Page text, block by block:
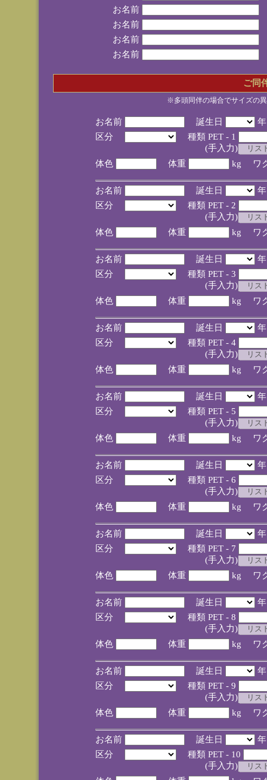
お名前
お名前
お名前
お名前
ご同
※多頭同伴の場合でサイズの
お名前 誕生日
区分
種類 PET - 1
(手入力)
体色
体重 kg ワ
お名前 誕生日
区分
種類 PET - 2
(手入力)
体色
体重 kg ワ
お名前 誕生日
区分
種類 PET - 3
(手入力)
体色
体重 kg ワ
お名前 誕生日
区分
種類 PET - 4
(手入力)
体色
体重 kg ワ
お名前 誕生日
区分
種類 PET - 5
(手入力)
体色
体重 kg ワ
お名前 誕生日
区分
種類 PET - 6
(手入力)
体色
体重 kg ワ
お名前 誕生日
区分
種類 PET - 7
(手入力)
体色
体重 kg ワ
お名前 誕生日
区分
種類 PET - 8
(手入力)
体色
体重 kg ワ
お名前 誕生日
区分
種類 PET - 9
(手入力)
体色
体重 kg ワ
お名前 誕生日
区分
種類 PET - 10
(手入力)